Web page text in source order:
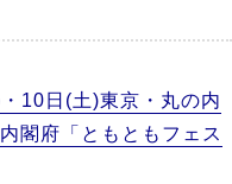
10日(土)東京・丸の内
閣府「ともともフェス